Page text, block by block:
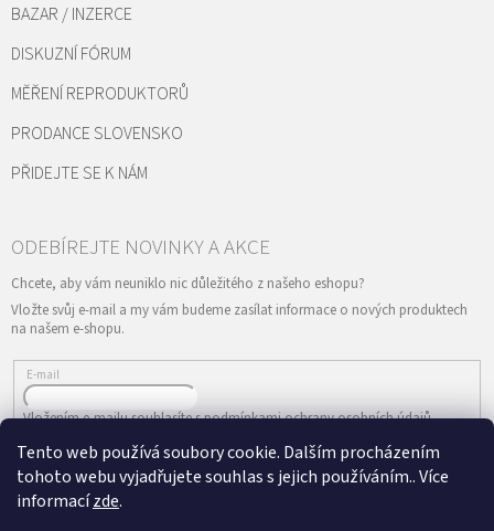
Tento web používá soubory cookie. Dalším procházením
tohoto webu vyjadřujete souhlas s jejich používáním.. Více
informacízde.
BAZAR / INZERCE
DISKUZNÍ FÓRUM
MĚŘENÍ REPRODUKTORŮ
PRODANCE SLOVENSKO
PŘIDEJTE SE K NÁM
Vložte svůj e-mail a my vám budeme zasílat informace o nových produktech
na našem e-shopu.
E-mail
Vložením e-mailu souhlasíte spodmínkami ochrany osobních údajů
PŘIHLÁSIT SE